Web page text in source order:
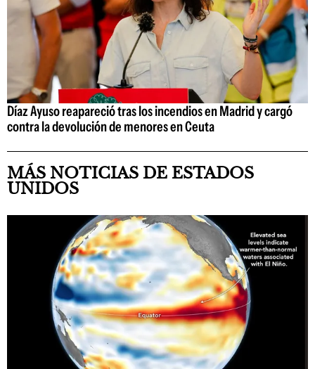
Díaz Ayuso reapareció tras los incendios en Madrid y cargó
contra la devolución de menores en Ceuta
MÁS NOTICIAS DE ESTADOS
UNIDOS